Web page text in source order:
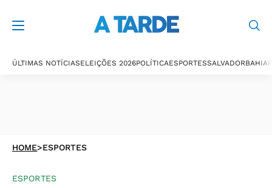
ÚLTIMAS NOTÍCIASELEIÇÕES 2026POLÍTICAESPORTESSALVADORBAHIA
HOME>ESPORTES
ESPORTES